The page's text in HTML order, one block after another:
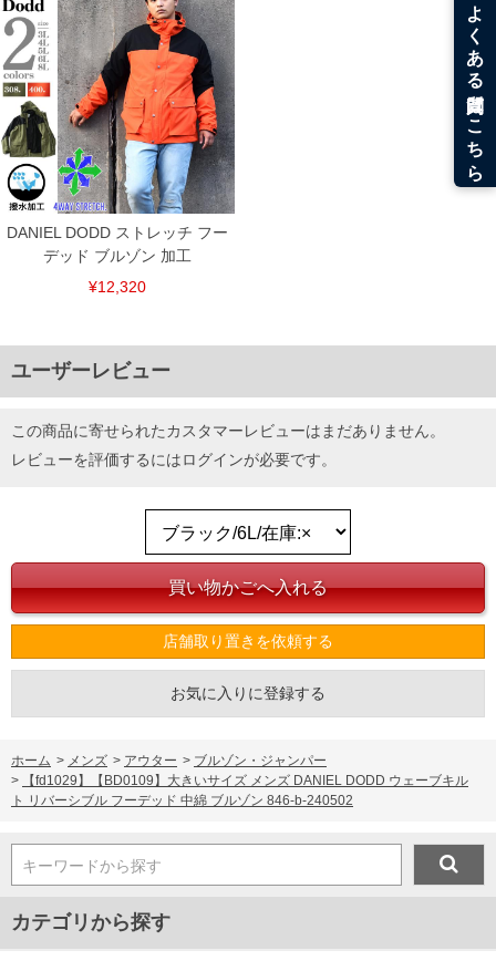
ITEM INTRODUCTION
DANIEL DODD ストレッチ フー
デッド ブルゾン 加工
¥12,320
ユーザーレビュー
この商品に寄せられたカスタマーレビューはまだありません。
レビューを評価するにはログインが必要です。
店舗取り置きを依頼する
お気に入りに登録する
ホーム > メンズ > アウター > ブルゾン・ジャンパー
>
【fd1029】【BD0109】大きいサイズ メンズ DANIEL DODD ウェーブキル
ト リバーシブル フーデッド 中綿 ブルゾン 846-b-240502
キーワードから探す
カテゴリから探す